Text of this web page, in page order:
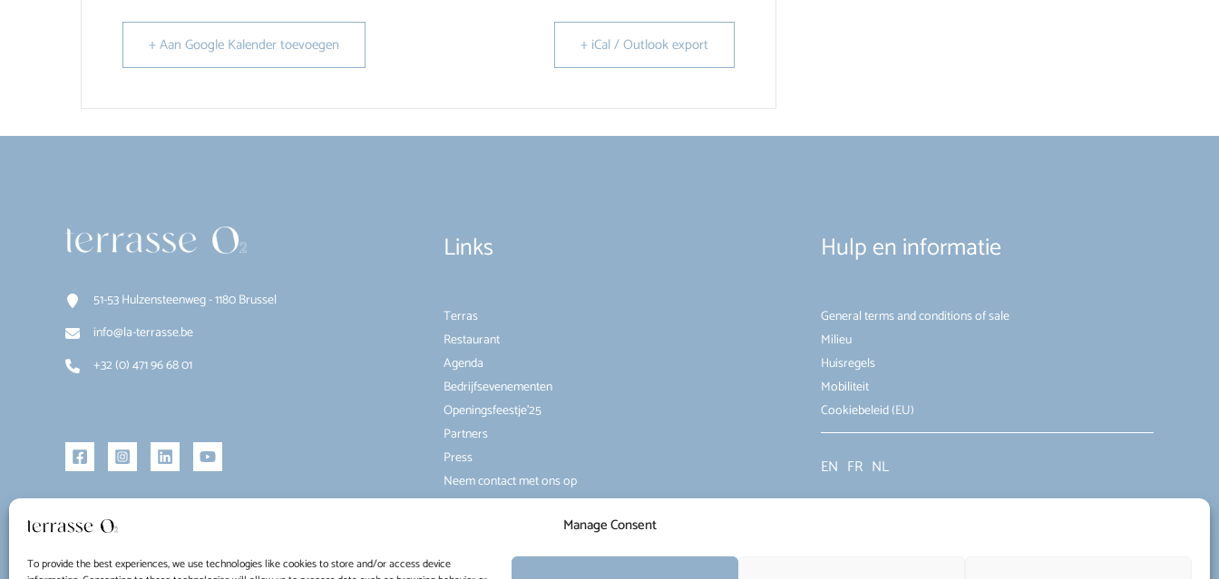
Manage Consent
To provide the best experiences, we use technologies like cookies to store and/or access device
+ Aan Google Kalender toevoegen + iCal / Outlook export
51-53 Hulzensteenweg - 1180 Brussel
info@la-terrasse.be
+32 (0) 471 96 68 01
Links
Terras
Restaurant
Agenda
Bedrijfsevenementen
Openingsfeestje’25
Partners
Press
Neem contact met ons op
Hulp en informatie
General terms and conditions of sale
Milieu
Huisregels
Mobiliteit
Cookiebeleid (EU)
EN FR NL